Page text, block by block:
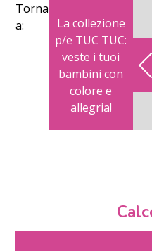
Torna
a:
La collezione
p/e TUC TUC:
veste i tuoi
bambini con
colore e
allegria!